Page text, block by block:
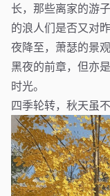
长，那些离家的游
的浪人们是否又对
夜降至，萧瑟的景
黑夜的前章，但亦
时光。
四季轮转，秋天虽